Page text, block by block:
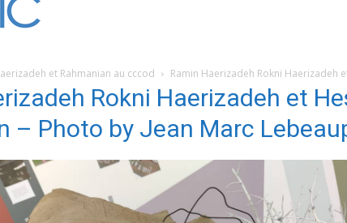
et Rahmanian au cccod Ramin Haerizadeh Rokni Haerizadeh
Rokni Haerizadeh et
– Photo by Jean Marc